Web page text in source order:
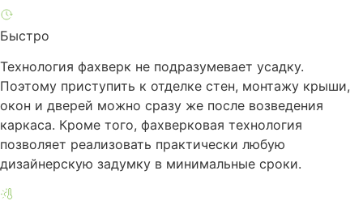
Быстро
Технология фахверк не подразумевает усадку.
Поэтому приступить к отделке стен, монтажу крыши,
окон и дверей можно сразу же после возведения
каркаса. Кроме того, фахверковая технология
позволяет реализовать практически любую
дизайнерскую задумку в минимальные сроки.